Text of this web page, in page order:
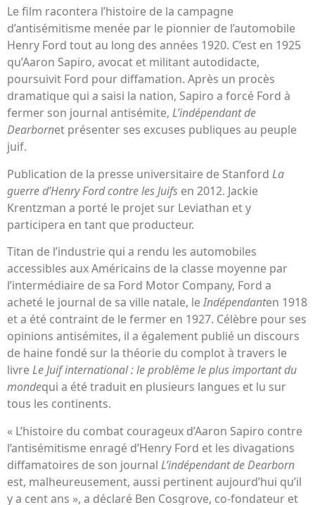
Le film racontera l’histoire de la campagne
d’antisémitisme menée par le pionnier de l’automobile
Henry Ford tout au long des années 1920. C’est en 1925
qu’Aaron Sapiro, avocat et militant autodidacte,
poursuivit Ford pour diffamation. Après un procès
dramatique qui a saisi la nation, Sapiro a forcé Ford à
fermer son journal antisémite, L’indépendant de
Dearbornet présenter ses excuses publiques au peuple
juif.
Publication de la presse universitaire de Stanford La
guerre d’Henry Ford contre les Juifs en 2012. Jackie
Krentzman a porté le projet sur Leviathan et y
participera en tant que producteur.
Titan de l’industrie qui a rendu les automobiles
accessibles aux Américains de la classe moyenne par
l’intermédiaire de sa Ford Motor Company, Ford a
acheté le journal de sa ville natale, leIndépendanten 1918
et a été contraint de le fermer en 1927. Célèbre pour ses
opinions antisémites, il a également publié un discours
de haine fondé sur la théorie du complot à travers le
livreLe Juif international : le problème le plus important du
mondequi a été traduit en plusieurs langues et lu sur
tous les continents.
« L’histoire du combat courageux d’Aaron Sapiro contre
l’antisémitisme enragé d’Henry Ford et les divagations
diffamatoires de son journal L’indépendant de Dearborn
est, malheureusement, aussi pertinent aujourd’hui qu’il
y a cent ans », a déclaré Ben Cosgrove, co-fondateur et